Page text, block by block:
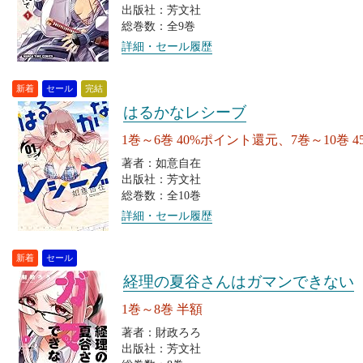
出版社：芳文社
総巻数：全9巻
詳細・セール履歴
新着 セール 完結
はるかなレシーブ
1巻～6巻 40%ポイント還元、7巻～10巻
著者：如意自在
出版社：芳文社
総巻数：全10巻
詳細・セール履歴
新着 セール
経理の夏谷さんはガマンできない
1巻～8巻 半額
著者：財政ろろ
出版社：芳文社